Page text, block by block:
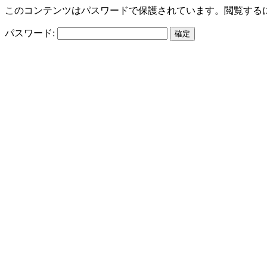
このコンテンツはパスワードで保護されています。閲覧す
パスワード: